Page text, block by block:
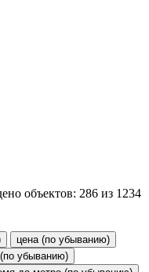
объектов: 286 из 1234
цена (по убыванию)
убыванию)